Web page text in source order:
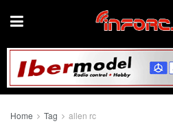
Home Tag allen rc